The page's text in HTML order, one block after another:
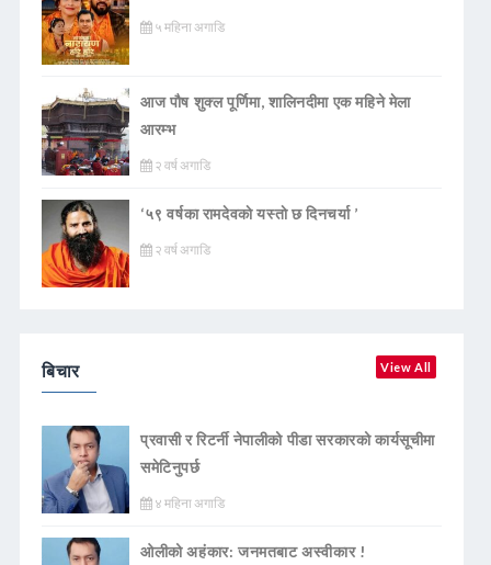
५ महिना अगाडि
आज पौष शुक्ल पूर्णिमा, शालिनदीमा एक महिने मेला
आरम्भ
२ वर्ष अगाडि
‘५९ वर्षका रामदेवकाे यस्ताे छ दिनचर्या ’
२ वर्ष अगाडि
बिचार View All
प्रवासी र रिटर्नी नेपालीको पीडा सरकारको कार्यसूचीमा
समेटिनुपर्छ
४ महिना अगाडि
ओलीको अहंकार: जनमतबाट अस्वीकार !